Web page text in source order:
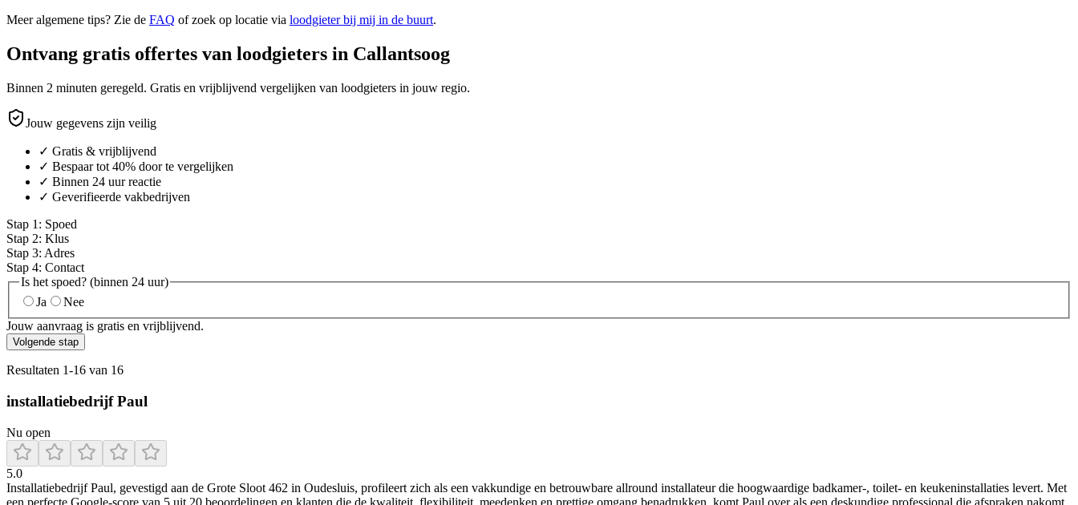
Meer algemene tips? Zie de FAQ of zoek op locatie via loodgieter bij mij in de buurt.
Ontvang gratis offertes van loodgieters in Callantsoog
Binnen 2 minuten geregeld. Gratis en vrijblijvend vergelijken van loodgieters in jouw regio.
Jouw gegevens zijn veilig
✓ Gratis & vrijblijvend
✓ Bespaar tot 40% door te vergelijken
✓ Binnen 24 uur reactie
✓ Geverifieerde vakbedrijven
Stap 1 : Spoed
Stap 2: Klus
Stap 3: Adres
Stap 4: Contact
Is het spoed? (binnen 24 uur)
Ja
Nee
Jouw aanvraag is gratis en vrijblijvend.
Volgende stap
Resultaten 1-16 van 16
installatiebedrijf Paul
Nu open
5.0
Installatiebedrijf Paul, gevestigd aan de Grote Sloot 462 in Oudesluis, profileert zich als een vakkundige en betrouwbare allround installateur die hoogwaardige badkamer-, toilet- en keukeninstallaties levert. Met
een perfecte Google-score van 5 uit 20 beoordelingen en klanten die de kwaliteit, flexibiliteit, meedenken en prettige omgang benadrukken, komt Paul over als een deskundige professional die afspraken nakomt